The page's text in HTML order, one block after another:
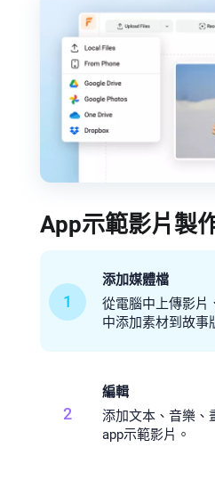
App示範影片製
1
添加媒體檔
從電腦中上傳影片
中添加素材到故事
2
編輯
添加文本、音樂、
app示範影片。